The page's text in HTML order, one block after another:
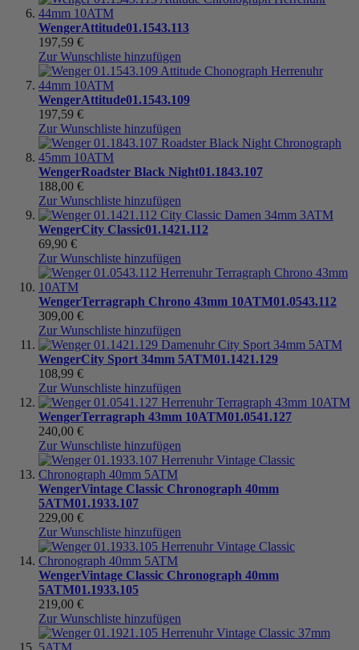
WengerAttitude01.1543.113
197,59 €
Zur Wunschliste hinzufügen
WengerAttitude01.1543.109
197,59 €
Zur Wunschliste hinzufügen
WengerRoadster Black Night01.1843.107
188,00 €
Zur Wunschliste hinzufügen
WengerCity Classic01.1421.112
69,90 €
Zur Wunschliste hinzufügen
WengerTerragraph Chrono 43mm 10ATM01.0543.112
309,00 €
Zur Wunschliste hinzufügen
WengerCity Sport 34mm 5ATM01.1421.129
108,99 €
Zur Wunschliste hinzufügen
WengerTerragraph 43mm 10ATM01.0541.127
240,00 €
Zur Wunschliste hinzufügen
WengerVintage Classic Chronograph 40mm
5ATM01.1933.107
229,00 €
Zur Wunschliste hinzufügen
WengerVintage Classic Chronograph 40mm
5ATM01.1933.105
219,00 €
Zur Wunschliste hinzufügen